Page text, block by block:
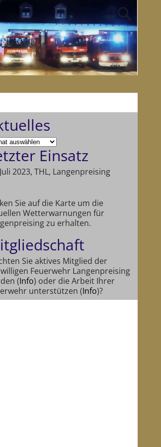
Einsatz
2023, THL, Langenpreising
Sie auf die Karte um die
Wetterwarnungen für
zu erhalten.
Sie aktives Mitglied der
Feuerwehr Langenpreising
(Info) oder die Arbeit Ihrer
unterstützen (Info)?